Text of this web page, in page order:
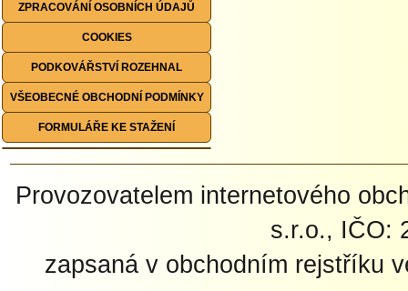
ZPRACOVÁNÍ OSOBNÍCH ÚDAJŮ
COOKIES
PODKOVÁŘSTVÍ ROZEHNAL
VŠEOBECNÉ OBCHODNÍ PODMÍNKY
FORMULÁŘE KE STAŽENÍ
Provozovatelem internetového
s.r.o., IČO:
zapsaná v obchodním rejstříku